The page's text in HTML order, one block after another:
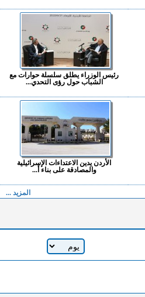
رئيس الوزراء يطلق سلسلة حوارات مع
الشباب حول رؤى التحدي...
الأردن يدين الاعتداءات الإسرائيلية
والمصادقة على بناء أ...
المزيد ...